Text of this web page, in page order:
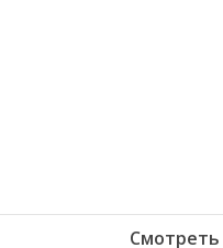
Смотреть